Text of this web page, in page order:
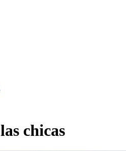
las chicas